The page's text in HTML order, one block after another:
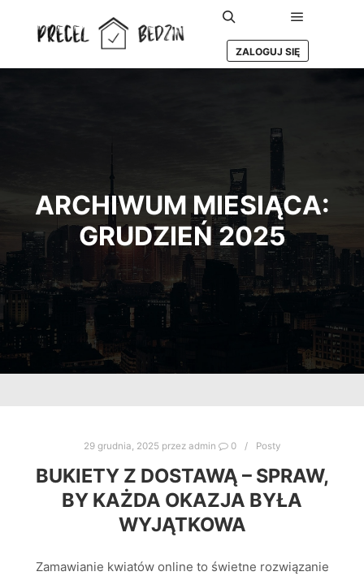
Szukaj Główne
ZALOGUJ SIĘ
ARCHIWUM MIESIĄCA:
GRUDZIEŃ 2025
29 grudnia, 2025 przez admin 0 Posty
BUKIETY Z DOSTAWĄ – SPRAW,
BY KAŻDA OKAZJA BYŁA
WYJĄTKOWA
Zamawianie kwiatów online to świetne rozwiązanie